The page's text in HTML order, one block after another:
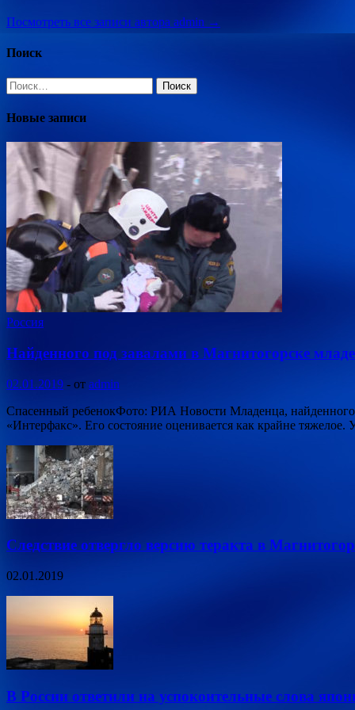
Посмотреть все записи автора admin →
Поиск
Найти:
Новые записи
Россия
Найденного под завалами в Магнитогорске
02.01.2019 - от admin
Спасенный ребенокФото: РИА Новости Младенца,
«Интерфакс». Его состояние оценивается как крайне
Следствие отвергло версию теракта в
02.01.2019
В России ответили на успокоительные слова